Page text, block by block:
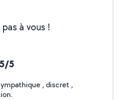
à vous !
5
, discret ,